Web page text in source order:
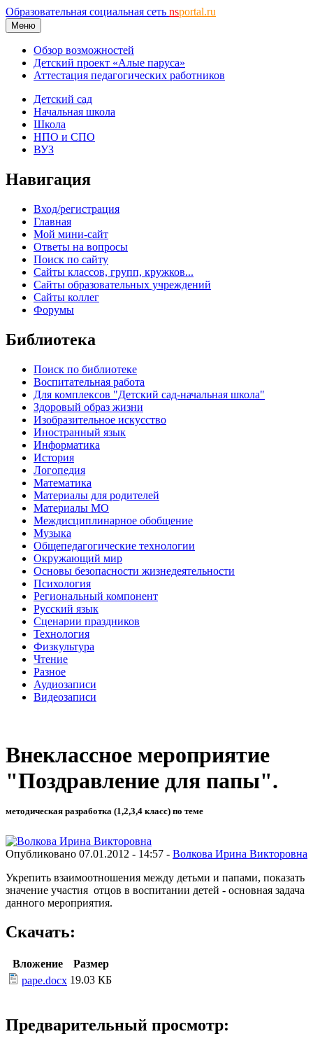
Образовательная социальная сеть nsportal.ru
Меню
Обзор возможностей
Детский проект «Алые паруса»
Аттестация педагогических работников
Детский сад
Начальная школа
Школа
НПО и СПО
ВУЗ
Навигация
Вход/регистрация
Главная
Мой мини-сайт
Ответы на вопросы
Поиск по сайту
Сайты классов, групп, кружков...
Сайты образовательных учреждений
Сайты коллег
Форумы
Библиотека
Поиск по библиотеке
Воспитательная работа
Для комплексов "Детский сад-начальная школа"
Здоровый образ жизни
Изобразительное искусство
Иностранный язык
Информатика
История
Логопедия
Математика
Материалы для родителей
Материалы МО
Междисциплинарное обобщение
Музыка
Общепедагогические технологии
Окружающий мир
Основы безопасности жизнедеятельности
Психология
Региональный компонент
Русский язык
Сценарии праздников
Технология
Физкультура
Чтение
Разное
Аудиозаписи
Видеозаписи
Внеклассное мероприятие
"Поздравление для папы".
методическая разработка (1,2,3,4 класс) по теме
Опубликовано 07.01.2012 - 14:57 - Волкова Ирина Викторовна
Укрепить взаимоотношения между детьми и папами, показать
значение участия отцов в воспитании детей - основная задача
данного мероприятия.
Скачать:
Вложение
Размер
pape.docx 19.03 КБ
Предварительный просмотр: